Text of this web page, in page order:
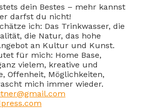
dein Bestes – mehr kannst
darfst du nicht!
ich: Das Trinkwasser, die
die Natur, das hohe
an Kultur und Kunst.
für mich: Home Base,
vielem, kreative und
Offenheit, Möglichkeiten,
mich immer wieder.